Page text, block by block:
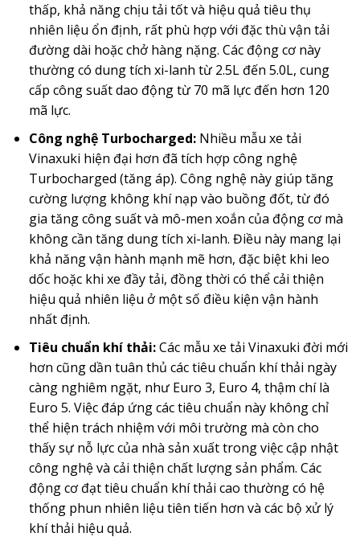
thấp, khả năng chịu tải tốt và hiệu quả tiêu thụ
nhiên liệu ổn định, rất phù hợp với đặc thù vận tải
đường dài hoặc chở hàng nặng. Các động cơ này
thường có dung tích xi-lanh từ 2.5L đến 5.0L, cung
cấp công suất dao động từ 70 mã lực đến hơn 120
mã lực.
Công nghệ Turbocharged:Nhiều mẫu xe tải
Vinaxuki hiện đại hơn đã tích hợp công nghệ
Turbocharged (tăng áp). Công nghệ này giúp tăng
cường lượng không khí nạp vào buồng đốt, từ đó
gia tăng công suất và mô-men xoắn của động cơ mà
không cần tăng dung tích xi-lanh. Điều này mang lại
khả năng vận hành mạnh mẽ hơn, đặc biệt khi leo
dốc hoặc khi xe đầy tải, đồng thời có thể cải thiện
hiệu quả nhiên liệu ở một số điều kiện vận hành
nhất định.
Tiêu chuẩn khí thải:Các mẫu xe tải Vinaxuki đời mới
hơn cũng dần tuân thủ các tiêu chuẩn khí thải ngày
càng nghiêm ngặt, như Euro 3, Euro 4, thậm chí là
Euro 5. Việc đáp ứng các tiêu chuẩn này không chỉ
thể hiện trách nhiệm với môi trường mà còn cho
thấy sự nỗ lực của nhà sản xuất trong việc cập nhật
công nghệ và cải thiện chất lượng sản phẩm. Các
động cơ đạt tiêu chuẩn khí thải cao thường có hệ
thống phun nhiên liệu tiên tiến hơn và các bộ xử lý
khí thải hiệu quả.